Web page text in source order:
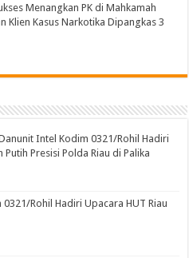
Menangkan PK di Mahkamah
Klien Kasus Narkotika Dipangkas 3
Intel Kodim 0321/Rohil Hadiri
Putih Presisi Polda Riau di Palika
0321/Rohil Hadiri Upacara HUT Riau